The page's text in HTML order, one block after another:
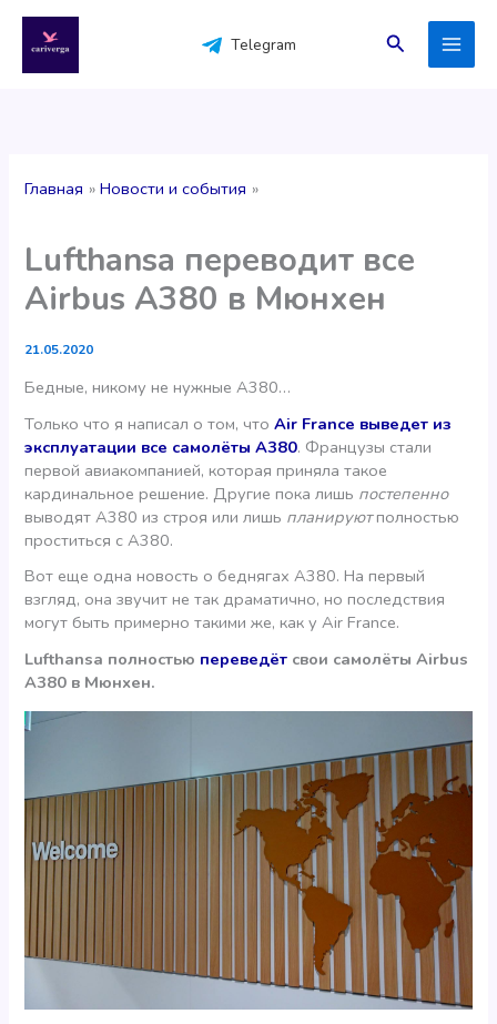
содержимому
Telegram Поиск
Главная Новости и события
Lufthansa переводит все
Airbus A380 в Мюнхен
21.05.2020
Бедные, никому не нужные А380…
Только что я написал о том, чтоAir France выведет из
эксплуатации все самолёты А380. Французы стали
первой авиакомпанией, которая приняла такое
кардинальное решение. Другие пока лишь постепенно
выводят А380 из строя или лишь планируютполностью
проститься с А380.
Вот еще одна новость о беднягах А380. На первый
взгляд, она звучит не так драматично, но последствия
могут быть примерно такими же, как у Air France.
Lufthansa полностью переведёт свои самолёты Airbus
A380 в Мюнхен.